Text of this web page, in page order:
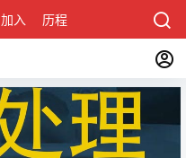
加入 历程 关于